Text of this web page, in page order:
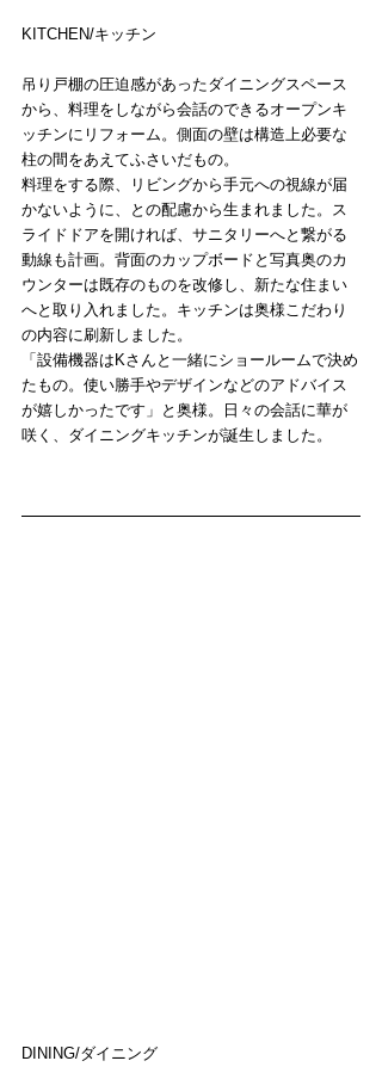
KITCHEN/キッチン
吊り戸棚の圧迫感があったダイニングスペース
から、料理をしながら会話のできるオープンキ
ッチンにリフォーム。側面の壁は構造上必要な
柱の間をあえてふさいだもの。
料理をする際、リビングから手元への視線が届
かないように、との配慮から生まれました。ス
ライドドアを開ければ、サニタリーへと繋がる
動線も計画。背面のカップボードと写真奥のカ
ウンターは既存のものを改修し、新たな住まい
へと取り入れました。キッチンは奥様こだわり
の内容に刷新しました。
「設備機器はKさんと一緒にショールームで決め
たもの。使い勝手やデザインなどのアドバイス
が嬉しかったです」と奥様。日々の会話に華が
咲く、ダイニングキッチンが誕生しました。
DINING/ダイニング